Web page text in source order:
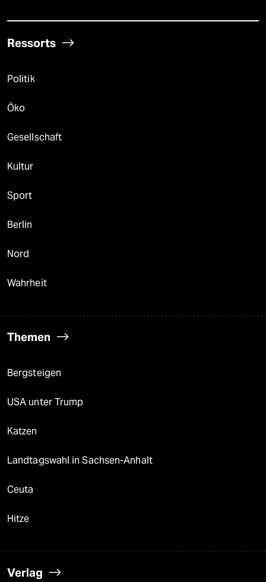
Ressorts
Politik
Öko
Gesellschaft
Kultur
Sport
Berlin
Nord
Wahrheit
Themen
Bergsteigen
USA unter Trump
Katzen
Landtagswahl in Sachsen-Anhalt
Ceuta
Hitze
Verlag